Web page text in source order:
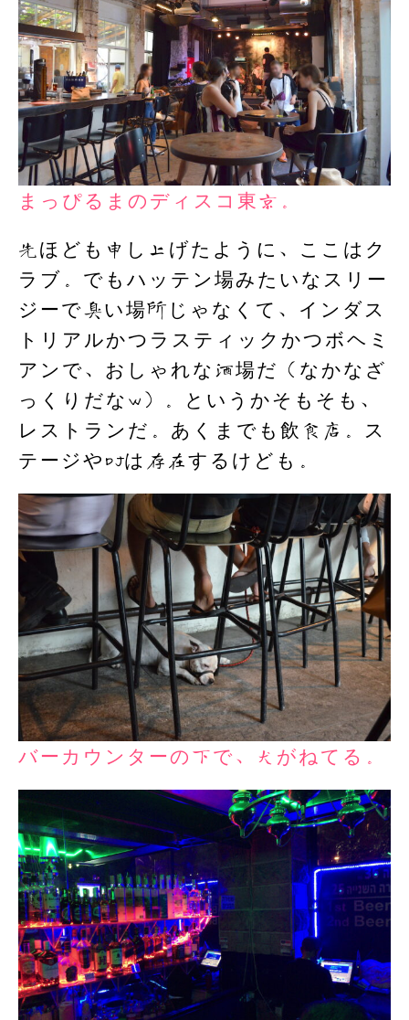
まっぴるまのディスコ東京。
先ほども申し上げたように、ここはク
ラブ。でもハッテン場みたいなスリー
ジーで臭い場所じゃなくて、インダス
トリアルかつラスティックかつボヘミ
アンで、おしゃれな酒場だ（なかなざ
っくりだなw）。というかそもそも、
レストランだ。あくまでも飲食店。ス
テージやDJは存在するけども。
バーカウンターの下で、犬がねてる。